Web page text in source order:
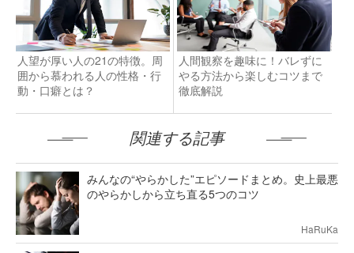
人望が厚い人の21の特徴。周
囲から慕われる人の性格・行
動・口癖とは？
人間観察を趣味に！バレずに
やる方法から楽しむコツまで
徹底解説
関連する記事
みんなの“やらかした”エピソードまとめ。史上最悪
のやらかしから立ち直る5つのコツ
HaRuKa